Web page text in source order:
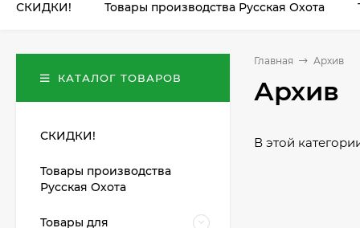
СКИДКИ! Товары производства Русская Охота
Главная Архив
Архив
В этой
КАТАЛОГ ТОВАРОВ
СКИДКИ!
Товары производства
Русская Охота
Товары для